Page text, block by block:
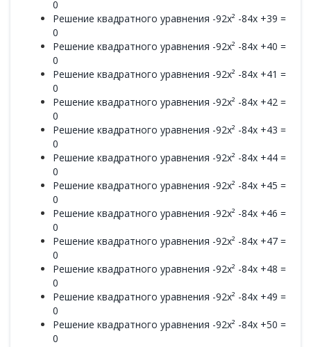
0
Решение квадратного уравнения -92x² -84x +39 =
0
Решение квадратного уравнения -92x² -84x +40 =
0
Решение квадратного уравнения -92x² -84x +41 =
0
Решение квадратного уравнения -92x² -84x +42 =
0
Решение квадратного уравнения -92x² -84x +43 =
0
Решение квадратного уравнения -92x² -84x +44 =
0
Решение квадратного уравнения -92x² -84x +45 =
0
Решение квадратного уравнения -92x² -84x +46 =
0
Решение квадратного уравнения -92x² -84x +47 =
0
Решение квадратного уравнения -92x² -84x +48 =
0
Решение квадратного уравнения -92x² -84x +49 =
0
Решение квадратного уравнения -92x² -84x +50 =
0